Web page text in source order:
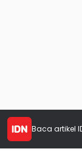
Baca artikel